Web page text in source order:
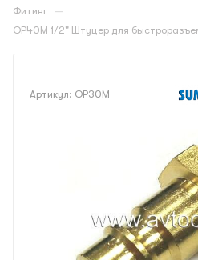
Фитинг —
OP40M 1/2" Штуцер для
Артикул: OP30M